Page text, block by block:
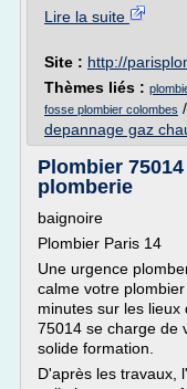
Lire la suite
Site : http://
Thèmes liés :
fosse plombier colombes /
depannage gaz
Plombier
plomberie
baignoire
Plombier Paris 14
Une urgence
calme votre
minutes sur les
75014 se charge de
solide formation.
D'après les travaux,